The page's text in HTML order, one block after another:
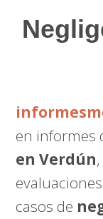
en informes
en Verdún
casos de